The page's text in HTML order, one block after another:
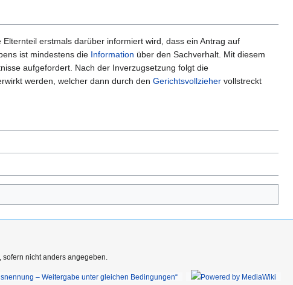
Elternteil erstmals darüber informiert wird, dass ein Antrag auf
ist mindestens die Information über den Sachverhalt. Mit diesem
aufgefordert. Nach der Inverzugsetzung folgt die
werden, welcher dann durch den Gerichtsvollzieher vollstreckt
, sofern nicht anders angegeben.